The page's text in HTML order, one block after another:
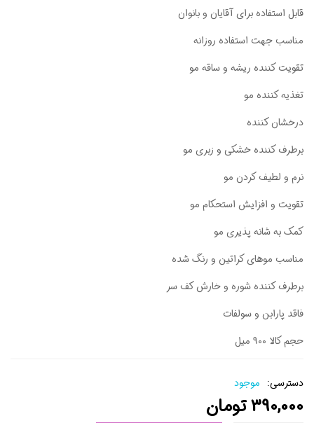
قابل استفاده برای آقایان و بانوان
مناسب جهت استفاده روزانه
تقویت کننده ریشه و ساقه مو
تغذیه کننده مو
درخشان کننده
برطرف کننده خشکی و زبری مو
نرم و لطیف کردن مو
تقویت و افزایش استحکام مو
کمک به شانه پذیری مو
مناسب موهای کراتین و رنگ شده
برطرف کننده شوره و خارش کف سر
فاقد پارابن و سولفات
حجم کالا 900 میل
دسترسی: موجود
390,000تومان